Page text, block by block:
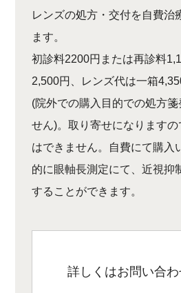
レンズの処方・交付を自費治
ます。
初診料2200円または再診料
2,500円、レンズ代は一箱
(院外での購入目的での処方箋
せん)。取り寄せになりますの
はできません。自費にて購入
的に眼軸長測定にて、近視抑
することができます。
詳しくはお問い合